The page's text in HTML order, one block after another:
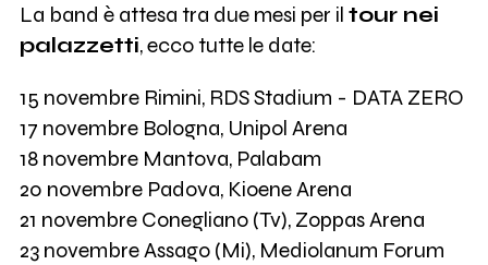
La band è attesa tra due mesi per il tour nei
palazzetti, ecco tutte le date:
15 novembre Rimini, RDS Stadium - DATA ZERO
17 novembre Bologna, Unipol Arena
18 novembre Mantova, Palabam
20 novembre Padova, Kioene Arena
21 novembre Conegliano (Tv), Zoppas Arena
23 novembre Assago (Mi), Mediolanum Forum